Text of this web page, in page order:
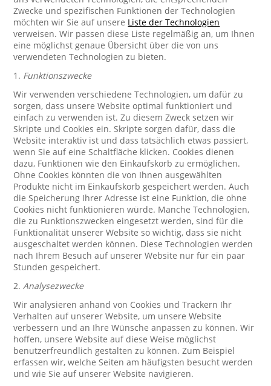
Zwecke und spezifischen Funktionen der Technologien
möchten wir Sie auf unsere Liste der Technologien
verweisen. Wir passen diese Liste regelmäßig an, um Ihnen
eine möglichst genaue Übersicht über die von uns
verwendeten Technologien zu bieten.
1. Funktionszwecke
Wir verwenden verschiedene Technologien, um dafür zu
sorgen, dass unsere Website optimal funktioniert und
einfach zu verwenden ist. Zu diesem Zweck setzen wir
Skripte und Cookies ein. Skripte sorgen dafür, dass die
Website interaktiv ist und dass tatsächlich etwas passiert,
wenn Sie auf eine Schaltfläche klicken. Cookies dienen
dazu, Funktionen wie den Einkaufskorb zu ermöglichen.
Ohne Cookies könnten die von Ihnen ausgewählten
Produkte nicht im Einkaufskorb gespeichert werden. Auch
die Speicherung Ihrer Adresse ist eine Funktion, die ohne
Cookies nicht funktionieren würde. Manche Technologien,
die zu Funktionszwecken eingesetzt werden, sind für die
Funktionalität unserer Website so wichtig, dass sie nicht
ausgeschaltet werden können. Diese Technologien werden
nach Ihrem Besuch auf unserer Website nur für ein paar
Stunden gespeichert.
2.Analysezwecke
Wir analysieren anhand von Cookies und Trackern Ihr
Verhalten auf unserer Website, um unsere Website
verbessern und an Ihre Wünsche anpassen zu können. Wir
hoffen, unsere Website auf diese Weise möglichst
benutzerfreundlich gestalten zu können. Zum Beispiel
erfassen wir, welche Seiten am häufigsten besucht werden
und wie Sie auf unserer Website navigieren.